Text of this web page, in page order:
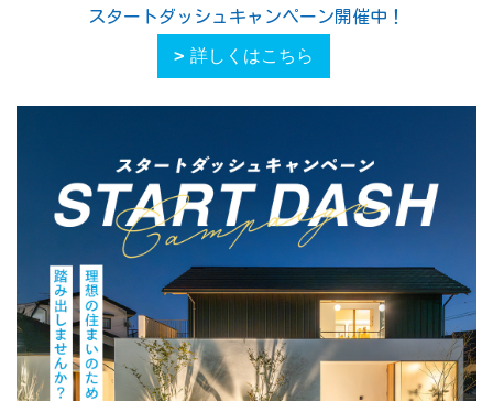
スタートダッシュキャンペーン開催中！
詳しくはこちら